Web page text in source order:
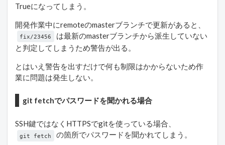
Trueになってしまう。
開発作業中にremoteのmasterブランチで更新があると、
fix/23456
は最新のmasterブランチから派生していない
と判定してしまうため警告が出る。
とはいえ警告を出すだけで何も制限はかからないため作
業に問題は発生しない。
git fetchでパスワードを聞かれる場合
SSH鍵ではなくHTTPSでgitを使っている場合、
git fetch の箇所でパスワードを聞かれてしまう。